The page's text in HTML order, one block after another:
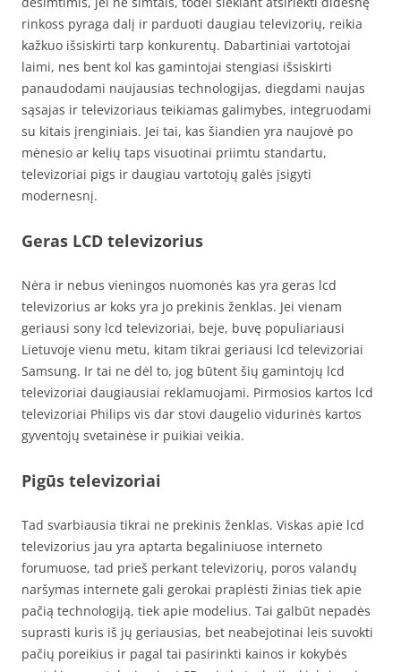
rinkoss pyraga dalį ir parduoti daugiau televizorių, reikia
kažkuo išsiskirti tarp konkurentų. Dabartiniai vartotojai
laimi, nes bent kol kas gamintojai stengiasi išsiskirti
panaudodami naujausias technologijas, diegdami naujas
sąsajas ir televizoriaus teikiamas galimybes, integruodami
su kitais įrenginiais. Jei tai, kas šiandien yra naujovė po
mėnesio ar kelių taps visuotinai priimtu standartu,
televizoriai pigs ir daugiau vartotojų galės įsigyti
modernesnį.
Geras LCD televizorius
Nėra ir nebus vieningos nuomonės kas yra geras lcd
televizorius ar koks yra jo prekinis ženklas. Jei vienam
geriausi sony lcd televizoriai, beje, buvę populiariausi
Lietuvoje vienu metu, kitam tikrai geriausi lcd televizoriai
Samsung. Ir tai ne dėl to, jog būtent šių gamintojų lcd
televizoriai daugiausiai reklamuojami. Pirmosios kartos lcd
televizoriai Philips vis dar stovi daugelio vidurinės kartos
gyventojų svetainėse ir puikiai veikia.
Pigūs televizoriai
Tad svarbiausia tikrai ne prekinis ženklas. Viskas apie lcd
televizorius jau yra aptarta begaliniuose interneto
forumuose, tad prieš perkant televizorių, poros valandų
naršymas internete gali gerokai praplėsti žinias tiek apie
pačią technologiją, tiek apie modelius. Tai galbūt nepadės
suprasti kuris iš jų geriausias, bet neabejotinai leis suvokti
pačių poreikius ir pagal tai pasirinkti kainos ir kokybės